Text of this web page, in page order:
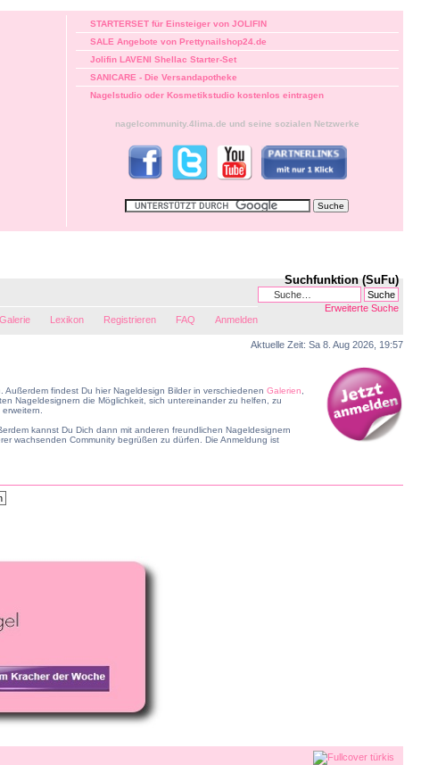
STARTERSET für Einsteiger von JOLIFIN
SALE Angebote von Prettynailshop24.de
Jolifin LAVENI Shellac Starter-Set
SANICARE - Die Versandapotheke
Nagelstudio oder Kosmetikstudio kostenlos eintragen
nagelcommunity.4lima.de und seine sozialen Netzwerke
Suchfunktion (SuFu)
Erweiterte Suche
Lexikon Registrieren FAQ Anmelden
Aktuelle Zeit: Sa 8. Aug 2026, 19:57
findest Du hier Nageldesign Bilder in verschiedenen Galerien
Nageldesignern die Möglichkeit, sich untereinander zu helfen, zu
kannst Du Dich dann mit anderen freundlichen Nageldesignern
wachsenden Community begrüßen zu dürfen. Die Anmeldung ist